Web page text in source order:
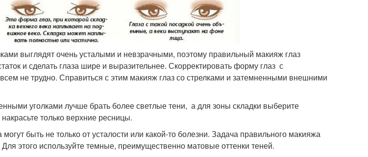
выглядят очень усталыми и невзрачными, поэтому правильный макияж глаз
и сделать глаза шире и выразительнее. Скорректировать форму глаз с
не трудно. Справиться с этим макияж глаз со стрелками и затемненными внешними
уголками лучше брать более светлые тени, а для зоны складки выберите
только верхние ресницы.
быть не только от усталости или какой-то болезни. Задача правильного макияжа
Для этого используйте темные, преимущественно матовые оттенки теней.